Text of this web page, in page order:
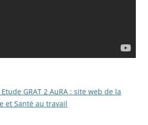
GRAT 2 AuRA : site web de la
et Santé au travail